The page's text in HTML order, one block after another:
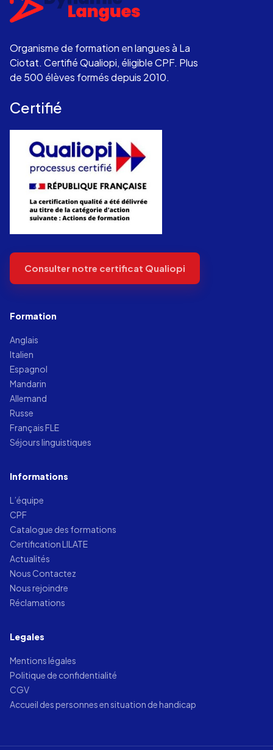
Organisme de formation en langues à La
Ciotat. Certifié Qualiopi, éligible CPF. Plus
de 500 élèves formés depuis 2010.
Certifié
Consulter notre certificat Qualiopi
Formation
Anglais
Italien
Espagnol
Mandarin
Allemand
Russe
Français FLE
Séjours linguistiques
Informations
L’équipe
CPF
Catalogue des formations
Certification LILATE
Actualités
Nous Contactez
Nous rejoindre
Réclamations
Legales
Mentions légales
Politique de confidentialité
CGV
Accueil des personnes en situation de handicap